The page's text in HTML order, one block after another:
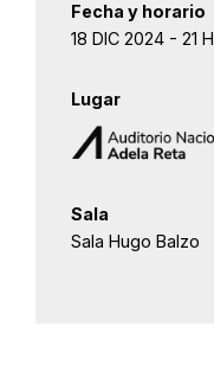
Fecha y horario
18 DIC 2024 - 21 H
Lugar
Sala
Sala Hugo Balzo